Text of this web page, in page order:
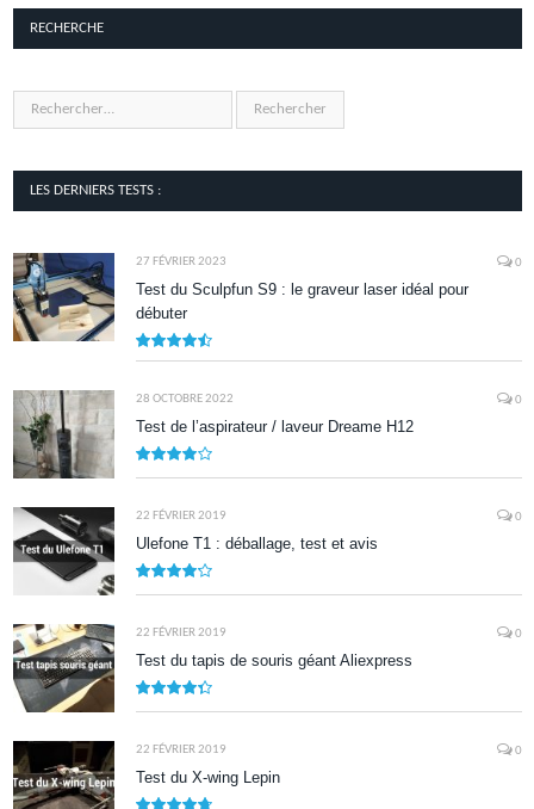
RECHERCHE
LES DERNIERS TESTS :
27 FÉVRIER 2023 0
Test du Sculpfun S9 : le graveur laser idéal pour
débuter
28 OCTOBRE 2022 0
Test de l’aspirateur / laveur Dreame H12
22 FÉVRIER 2019 0
Ulefone T1 : déballage, test et avis
22 FÉVRIER 2019 0
Test du tapis de souris géant Aliexpress
22 FÉVRIER 2019 0
Test du X-wing Lepin